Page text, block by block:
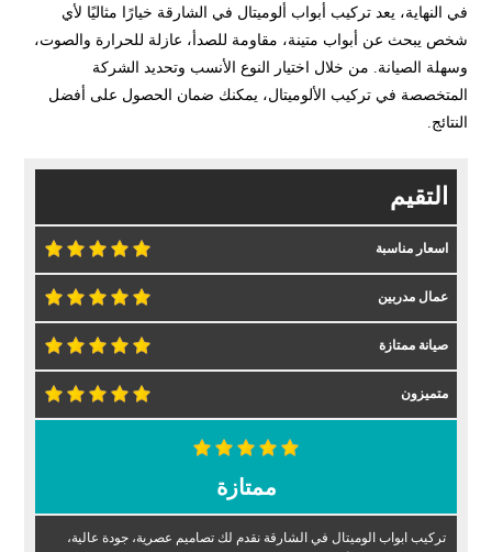
في النهاية، يعد تركيب أبواب ألوميتال في الشارقة خيارًا مثاليًا لأي
شخص يبحث عن أبواب متينة، مقاومة للصدأ، عازلة للحرارة والصوت،
وسهلة الصيانة. من خلال اختيار النوع الأنسب وتحديد الشركة
المتخصصة في تركيب الألوميتال، يمكنك ضمان الحصول على أفضل
النتائج.
التقيم
اسعار مناسبة
عمال مدربين
صيانة ممتازة
متميزون
ممتازة
تركيب ابواب الوميتال في الشارقة نقدم لك تصاميم عصرية، جودة عالية،